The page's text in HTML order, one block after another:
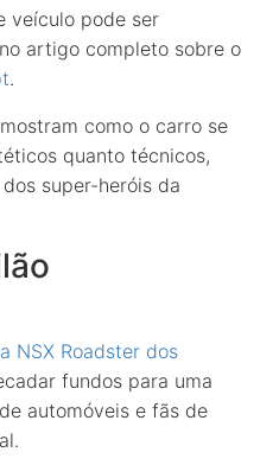
veículo pode ser
artigo completo sobre o
.
como o carro se
quanto técnicos,
super-heróis da
NSX Roadster dos
fundos para uma
automóveis e fãs de